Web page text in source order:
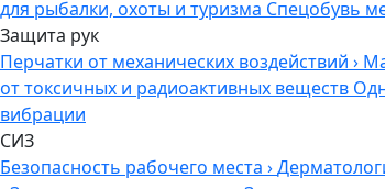
для рыбалки, охоты и туризма Спецобувь
Защита рук
Перчатки от механических воздействий ›
от токсичных и радиоактивных веществ
вибрации
СИЗ
Безопасность рабочего места ›